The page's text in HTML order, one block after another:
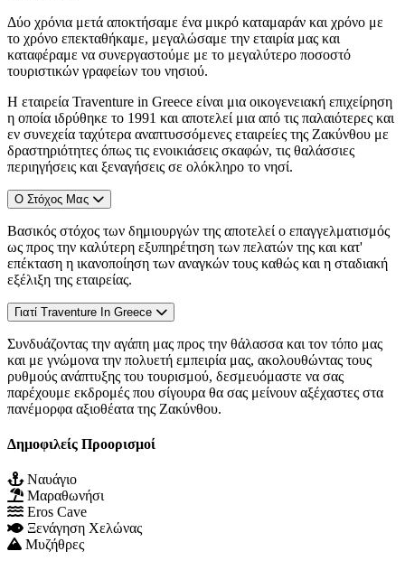
Δύο χρόνια μετά αποκτήσαμε ένα μικρό καταμαράν και χρόνο με
το χρόνο επεκταθήκαμε, μεγαλώσαμε την εταιρία μας και
καταφέραμε να συνεργαστούμε με το μεγαλύτερο ποσοστό
τουριστικών γραφείων του νησιού.
Η εταιρεία Traventure in Greece είναι μια οικογενειακή επιχείρηση
η οποία ιδρύθηκε το 1991 και αποτελεί μια από τις παλαιότερες και
εν συνεχεία ταχύτερα αναπτυσσόμενες εταιρείες της Ζακύνθου με
δραστηριότητες όπως τις ενοικιάσεις σκαφών, τις θαλάσσιες
περιηγήσεις και ξεναγήσεις σε ολόκληρο το νησί.
Ο Στόχος Μας
Βασικός στόχος των δημιουργών της αποτελεί ο επαγγελματισμός
ως προς την καλύτερη εξυπηρέτηση των πελατών της και κατ'
επέκταση η ικανοποίηση των αναγκών τους καθώς και η σταδιακή
εξέλιξη της εταιρείας.
Γιατί Traventure In Greece
Συνδυάζοντας την αγάπη μας προς την θάλασσα και τον τόπο μας
και με γνώμονα την πολυετή εμπειρία μας, ακολουθώντας τους
ρυθμούς ανάπτυξης του τουρισμού, δεσμευόμαστε να σας
παρέχουμε εκδρομές που σίγουρα θα σας μείνουν αξέχαστες στα
πανέμορφα αξιοθέατα της Ζακύνθου.
Δημοφιλείς Προορισμοί
Ναυάγιο
Μαραθωνήσι
Eros Cave
Ξενάγηση Χελώνας
Μυζήθρες